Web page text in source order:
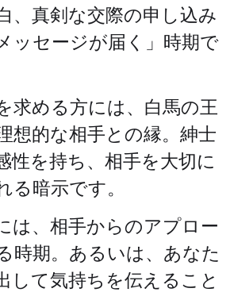
、真剣な交際の申し込み
ッセージが届く」時期で
求める方には、白馬の王
想的な相手との縁。紳士
性を持ち、相手を大切に
る暗示です。
は、相手からのアプロー
時期。あるいは、あなた
して気持ちを伝えること